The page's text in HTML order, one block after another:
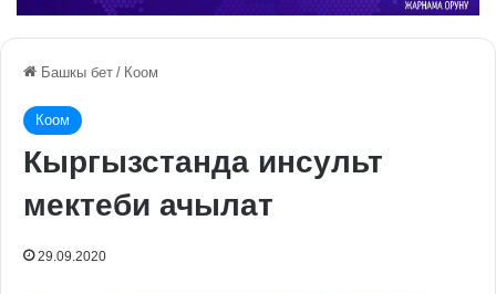
Башкы бет / Коом
Коом
Кыргызстанда инсульт
мектеби ачылат
29.09.2020